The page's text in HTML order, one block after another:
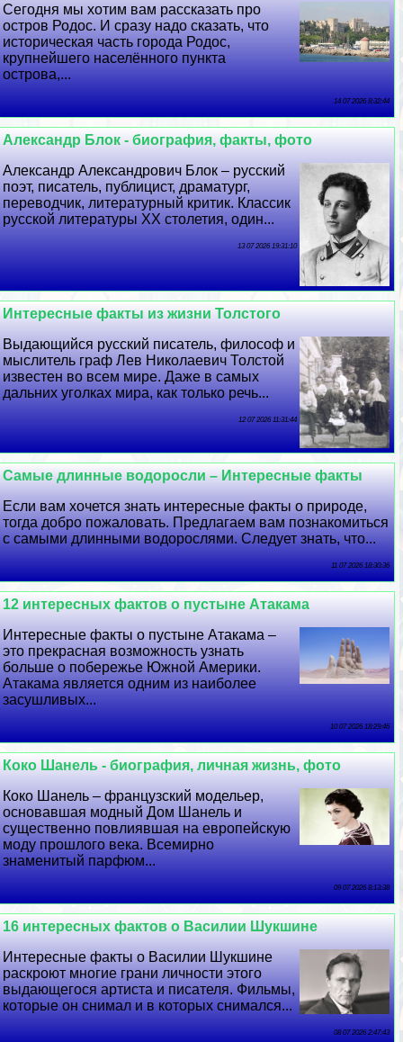
Сегодня мы хотим вам рассказать про
остров Родос. И сразу надо сказать, что
историческая часть города Родос,
крупнейшего населённого пункта
острова,...
14 07 2026 8:32:44
Александр Блок - биография, факты, фото
Александр Александрович Блок – русский
поэт, писатель, публицист, драматург,
переводчик, литературный критик. Классик
русской литературы XX столетия, один...
13 07 2026 19:31:10
Интересные факты из жизни Толстого
Выдающийся русский писатель, философ и
мыслитель граф Лев Николаевич Толстой
известен во всем мире. Даже в самых
дальних уголках мира, как только речь...
12 07 2026 11:31:44
Самые длинные водоросли – Интересные факты
Если вам хочется знать интересные факты о природе,
тогда добро пожаловать. Предлагаем вам познакомиться
с самыми длинными водорослями. Следует знать, что...
11 07 2026 18:30:36
12 интересных фактов о пустыне Атакама
Интересные факты о пустыне Атакама –
это прекрасная возможность узнать
больше о побережье Южной Америки.
Атакама является одним из наиболее
засушливых...
10 07 2026 18:29:46
Коко Шанель - биография, личная жизнь, фото
Коко Шанель – французский модельер,
основавшая модный Дом Шанель и
существенно повлиявшая на европейскую
моду прошлого века. Всемирно
знаменитый парфюм...
09 07 2026 8:13:38
16 интересных фактов о Василии Шукшине
Интересные факты о Василии Шукшине
раскроют многие грани личности этого
выдающегося артиста и писателя. Фильмы,
которые он снимал и в которых снимался...
08 07 2026 2:47:43